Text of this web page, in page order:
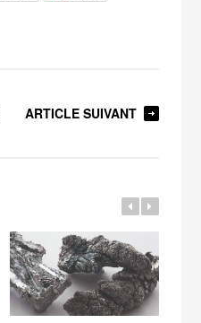
ARTICLE SUIVANT